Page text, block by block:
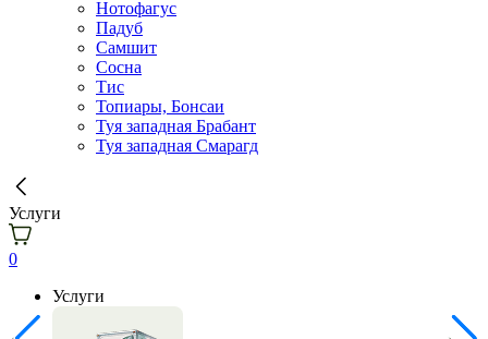
Нотофагус
Падуб
Самшит
Сосна
Тис
Топиары, Бонсаи
Туя западная Брабант
Туя западная Смарагд
Услуги
0
Услуги